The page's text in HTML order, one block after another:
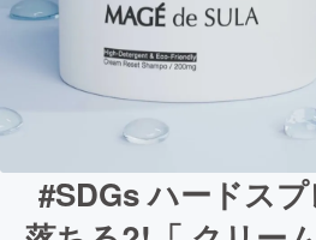
#SDGs ハードス